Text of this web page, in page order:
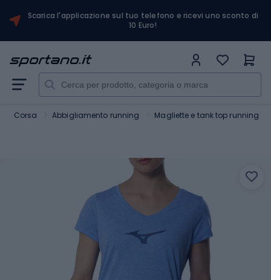
Scarica l'applicazione sul tuo telefono e ricevi uno sconto di
10 Euro!
Corsa Abbigliamento running Magliette e tank top running